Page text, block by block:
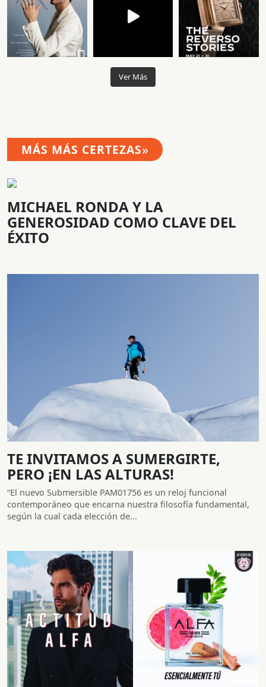
Ver Más
MÁS MÁS CERTEZAS»
MICHAEL RONDA Y LA
GENEROSIDAD COMO CLAVE DEL
ÉXITO
TE INVITAMOS A SUMERGIRTE,
PERO ¡EN LAS ALTURAS!
“El nuevo Submersible PAM01756 es un reloj funcional
contemporáneo que encarna nuestra filosofía fundamental,
según la cual cada elección de...